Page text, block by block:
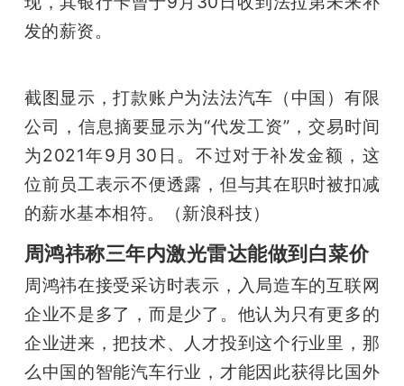
发的薪资。
截图显示，打款账户为法法汽车（中国）有限
公司，信息摘要显示为“代发工资”，交易时间
为2021年9月30日。不过对于补发金额，这
位前员工表示不便透露，但与其在职时被扣减
的薪水基本相符。（新浪科技）
周鸿祎称三年内激光雷达能做到白菜价
周鸿祎在接受采访时表示，入局造车的互联网
企业不是多了，而是少了。他认为只有更多的
企业进来，把技术、人才投到这个行业里，那
么中国的智能汽车行业，才能因此获得比国外